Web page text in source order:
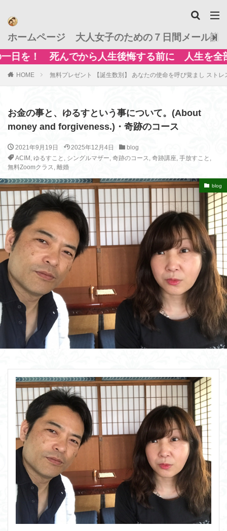
ホームページ
大人女子のための７日間メール講
生後悔する前に 人生を全部換えてしまいまし
HOME 無料プレゼント 【誕生数別】 あなたの使命を呼び覚まし スト
お金の事と、ゆるすという事について。(About
money and forgiveness.)・奇跡のコース
2021年9月19日 2025年12月4日
blog
ACIM , ゆるすこと , シングルマザー, 奇跡のコース, 奇跡講座, 手放すこと ,
無料Zoomクラス, 離婚
blog